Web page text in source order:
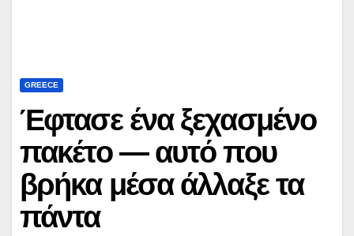
GREECE
Έφτασε ένα ξεχασμένο
πακέτο — αυτό που
βρήκα μέσα άλλαξε τα
πάντα